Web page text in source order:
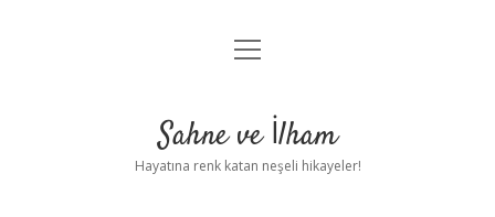
Anasayfa
Yasal Uyarı
menüyü
Sahne ve İlham
Hayatına renk katan neşeli hikayeler!